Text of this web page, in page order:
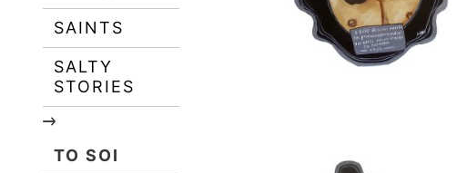
SAINTS
SALTY
STORIES
TO SOI